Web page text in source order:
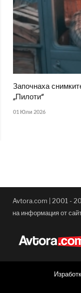
Започнаха
„Пилоти“
01 Юли 2026
Avtora.com | 2001 -
на информация от